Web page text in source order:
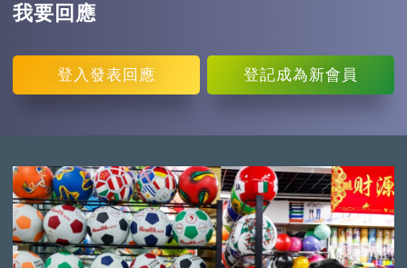
我要回應
登入 發表回應 登記成為新會員